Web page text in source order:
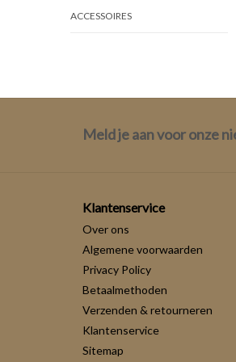
ACCESSOIRES
Meld je aan voor onze
Klantenservice
Over ons
Algemene voorwaarden
Privacy Policy
Betaalmethoden
Verzenden & retourneren
Klantenservice
Sitemap